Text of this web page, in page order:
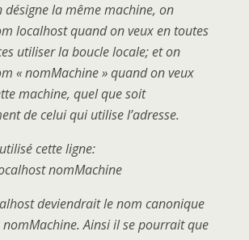
désigne la même machine, on
localhost quand on veux en toutes
utiliser la boucle locale; et on
« nomMachine » quand on veux
machine, quel que soit
de celui qui utilise l’adresse.
cette ligne:
nomMachine
deviendrait le nom canonique
nomMachine. Ainsi il se pourrait que